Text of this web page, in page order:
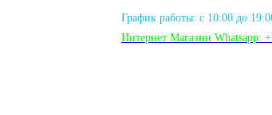
График работы: с 10:00 до
Интернет Магазин Whatsapp: